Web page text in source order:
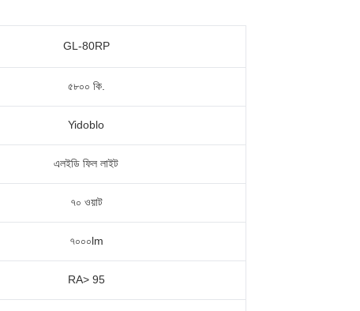
GL-80RP
৫৮০০ কি.
Yidoblo
এলইডি ফিল লাইট
৭০ ওয়াট
৭০০০lm
RA> 95